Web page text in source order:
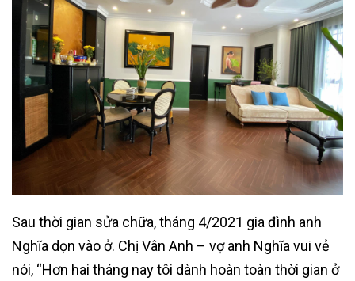
Sau thời gian sửa chữa, tháng 4/2021 gia đình anh
Nghĩa dọn vào ở. Chị Vân Anh – vợ anh Nghĩa vui vẻ
nói, “Hơn hai tháng nay tôi dành hoàn toàn thời gian ở